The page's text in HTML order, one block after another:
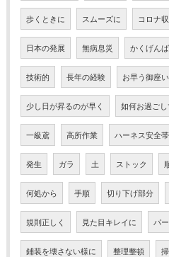
歩くときに スムーズに コロナ
日本の発展 無病息災 かくげん
技術的 長年の経験 お早う御座
少し日が昇るのが早く 如何お過ご
一級鳶 高所作業 ハーネス安全帯
発生 ガラ 土 ストック
何処から 手順 切り下げ部分
規則正しく 見た目キレイに パ
鋪装を壊さない様に 整理整頓